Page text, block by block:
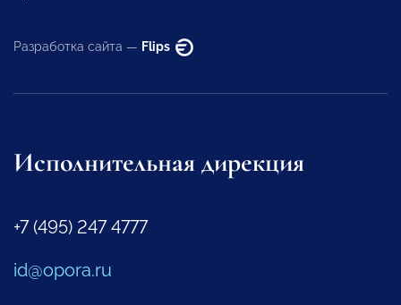
Разработка сайта — Flips
Исполнительная дирекция
+7 (495) 247 4777
id@opora.ru